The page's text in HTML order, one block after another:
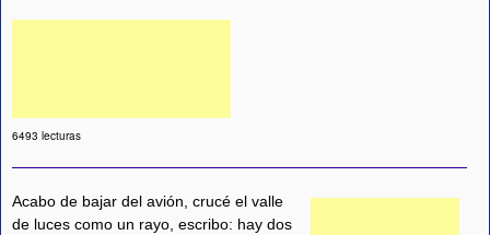
6493 lecturas
Acabo de bajar del avión, crucé el valle
de luces como un rayo, escribo: hay dos